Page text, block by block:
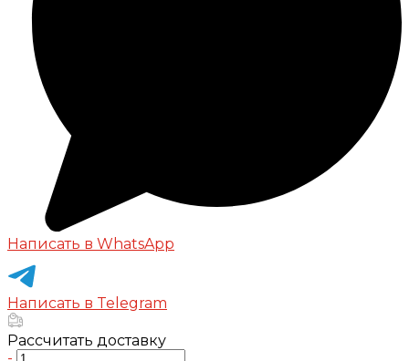
Написать в WhatsApp
Написать в Telegram
Рассчитать доставку